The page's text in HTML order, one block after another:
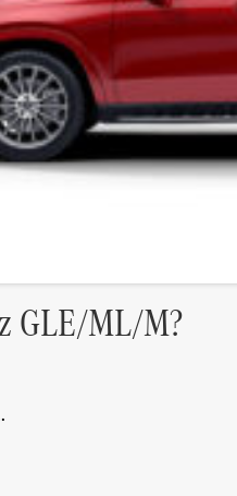
GLE/ML/M?